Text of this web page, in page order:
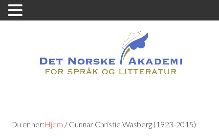
Du er her:Hjem / Gunnar Christie Wasberg (1923-2015)